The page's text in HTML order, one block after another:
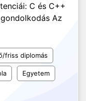
C és C++
Az
friss diplomás
Egyetem